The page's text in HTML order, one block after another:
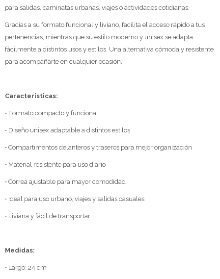
para salidas, caminatas urbanas, viajes o actividades cotidianas.
Gracias a su formato funcional y liviano, facilita el acceso rápido a tus
pertenencias, mientras que su estilo moderno y unisex se adapta
fácilmente a distintos usos y estilos. Una alternativa cómoda y resistente
para acompañarte en cualquier ocasión.
Características:
• Formato compacto y funcional
• Diseño unisex adaptable a distintos estilos
• Compartimentos delanteros y traseros para mejor organización
• Material resistente para uso diario
• Correa ajustable para mayor comodidad
• Ideal para uso urbano, viajes y salidas casuales
• Liviana y fácil de transportar
Medidas:
• Largo: 24 cm